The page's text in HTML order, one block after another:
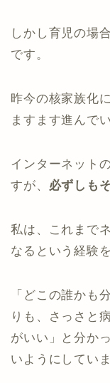
しかし育児の場合
です。
昨今の核家族化
ますます進んで
インターネット
すが、 必ずしも
私は、これまで
なるという経験
「どこの誰かも
りも、さっさと
がいい」と分か
いようにしていま